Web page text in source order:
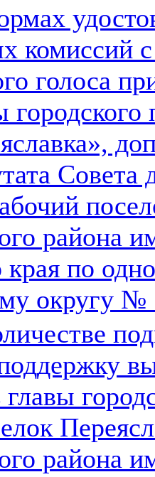
комиссий
голоса
городского
Совета
района
края по
округу №
района